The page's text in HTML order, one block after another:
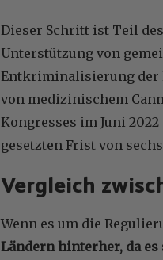
Dieser Schritt ist Teil des
Unterstützung von
Entkriminalisierung der
von medizinischem
Kongresses im Juni
gesetzten Frist von
Vergleich
Wenn es um die
Ländern hinterher, da